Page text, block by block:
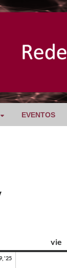
EVENTOS
vie
'25